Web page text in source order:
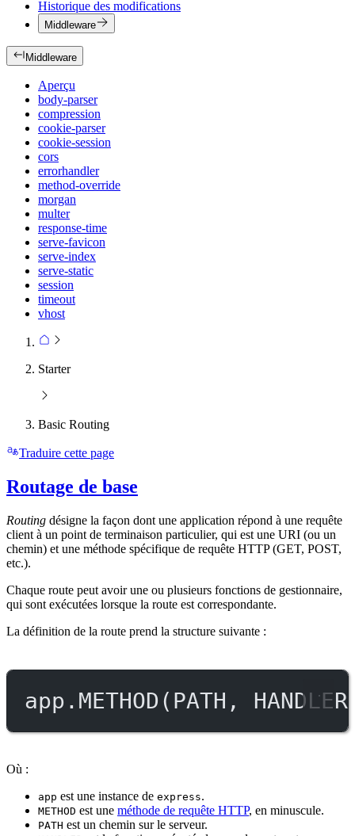
Historique des modifications
Middleware
Middleware
Aperçu
body-parser
compression
cookie-parser
cookie-session
cors
errorhandler
method-override
morgan
multer
response-time
serve-favicon
serve-index
serve-static
session
timeout
vhost
Starter
Basic Routing
Traduire cette page
Routage de base
Routing désigne la façon dont une application répond à une requête
client à un point de terminaison particulier, qui est une URI (ou un
chemin) et une méthode spécifique de requête HTTP (GET, POST,
etc.).
Chaque route peut avoir une ou plusieurs fonctions de gestionnaire,
qui sont exécutées lorsque la route est correspondante.
La définition de la route prend la structure suivante :
app. METHOD ( PATH , HANDLER
Où :
app est une instance de express.
METHOD est une méthode de requête HTTP, en minuscule.
PATH est un chemin sur le serveur.